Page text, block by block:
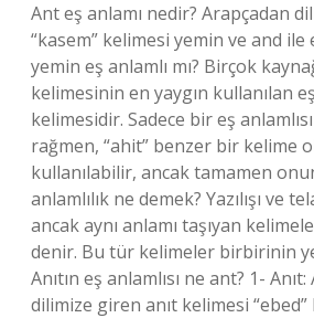
Ant eş anlamı nedir? Arapçadan
“kasem” kelimesi yemin ve and ile
yemin eş anlamlı mı? Birçok
kelimesinin en yaygın kullanılan eş
kelimesidir. Sadece bir eş
rağmen, “ahit” benzer bir kelime
kullanılabilir, ancak tamamen
anlamlılık ne demek? Yazılışı ve
ancak aynı anlamı taşıyan
denir. Bu tür kelimeler birbirinin
Anıtın eş anlamlısı ne ant? 1-
dilimize giren anıt kelimesi